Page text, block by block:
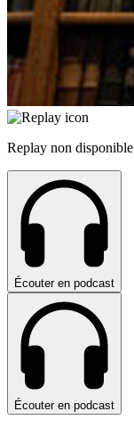
Replay non disponible
Écouter en podcast
Écouter en podcast